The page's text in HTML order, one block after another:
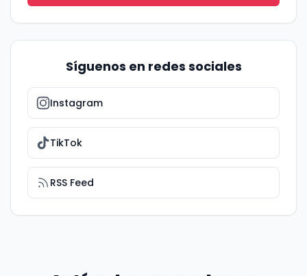
Síguenos en redes sociales
Instagram
TikTok
RSS Feed